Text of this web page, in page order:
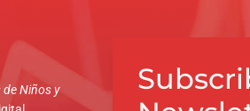
Niños y